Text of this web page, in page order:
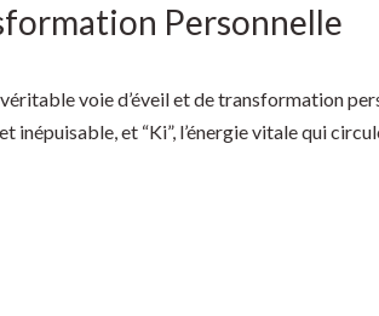
Personnelle
voie d’éveil et de transformation
inépuisable, et “Ki”, l’énergie vitale qui